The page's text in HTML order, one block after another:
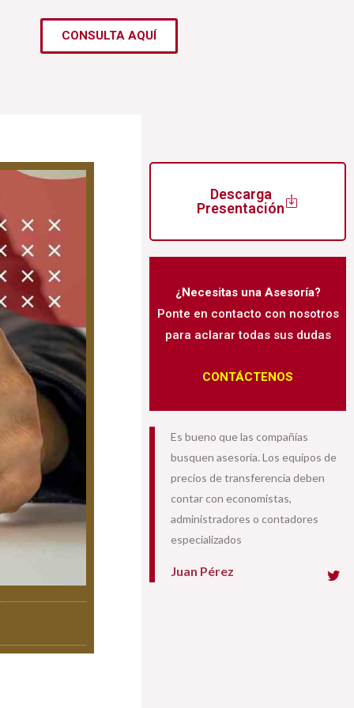
CONSULTA AQUÍ
Descarga
Presentación
¿Necesitas una Asesoría?
Ponte en contacto con nosotros
para aclarar todas sus dudas
CONTÁCTENOS
Es bueno que las compañías
busquen asesoría. Los equipos de
precios de transferencia deben
contar con economistas,
administradores o contadores
especializados
Juan Pérez